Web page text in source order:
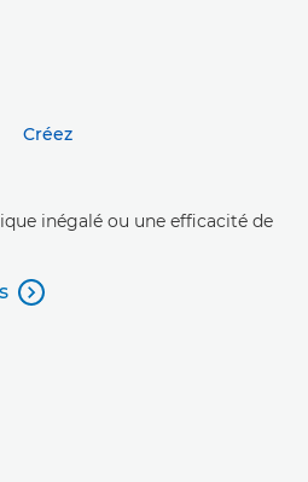
inégalé ou une efficacité de
